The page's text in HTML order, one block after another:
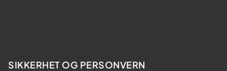
SIKKERHET OG PERSONVERN